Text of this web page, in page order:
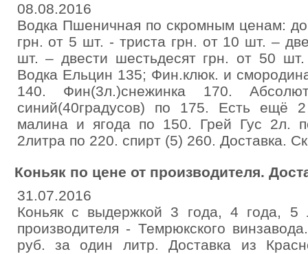
08.08.2016
Водка Пшеничная по скромным ценам: до
грн. от 5 шт. - триста грн. от 10 шт. –
шт. – двести шестьдесят грн. от 50 шт.
Водка Ельцин 135; Фин.клюк. и
140. Фин(3л.)снежинка 170.
синий(40градусов) по 175. Есть ещё
малина и ягода по 150. Грей Гус 2л.
2литра по 220. спирт (5) 260. Доставка.
Коньяк по цене от производителя.
31.07.2016
Коньяк с выдержкой 3 года, 4 года,
производителя - Темрюкского
руб. за один литр. Доставка из